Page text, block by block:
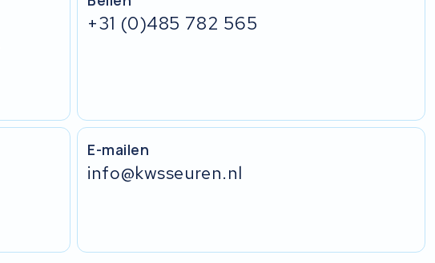
+31 (0)485 782 565
E-mailen
info@kwsseuren.nl